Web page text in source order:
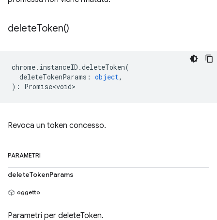
deleteToken()
chrome. instanceID .deleteToken(
deleteTokenParams : object,
) : Promise<void>
Revoca un token concesso.
PARAMETRI
deleteTokenParams
oggetto
Parametri per deleteToken.